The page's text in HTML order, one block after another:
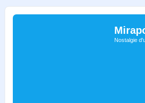
Nostalgie